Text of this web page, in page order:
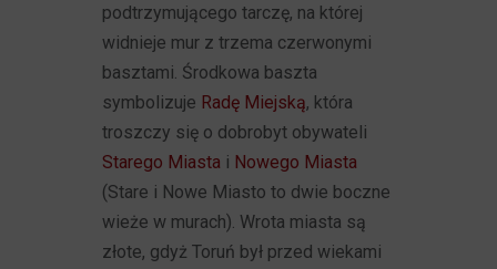
podtrzymującego tarczę, na której
widnieje mur z trzema czerwonymi
basztami. Środkowa baszta
symbolizuje Radę Miejską, która
troszczy się o dobrobyt obywateli
Starego Miasta i Nowego Miasta
(Stare i Nowe Miasto to dwie boczne
wieże w murach). Wrota miasta są
złote, gdyż Toruń był przed wiekami